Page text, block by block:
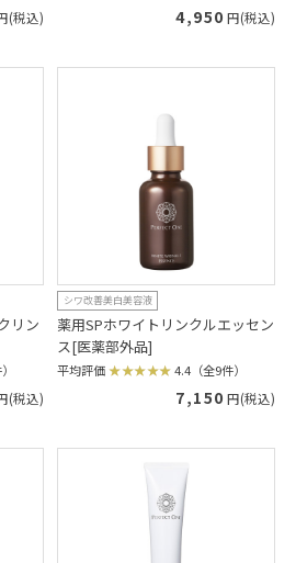
(税込) 4,950 円(税込)
リン
(税込)
シワ改善美白美容液
薬用SPホワイトリンクルエッセン
ス[医薬部外品]
平均評価 4.4（全9件）
7,150 円(税込)